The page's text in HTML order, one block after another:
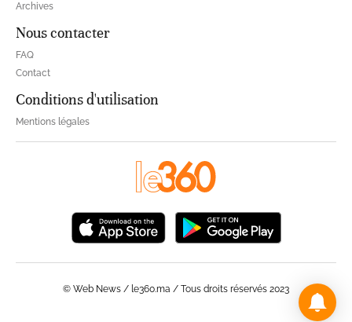
Archives
Nous contacter
FAQ
Contact
Conditions d'utilisation
Mentions légales
© Web News / le360.ma / Tous droits réservés 2023